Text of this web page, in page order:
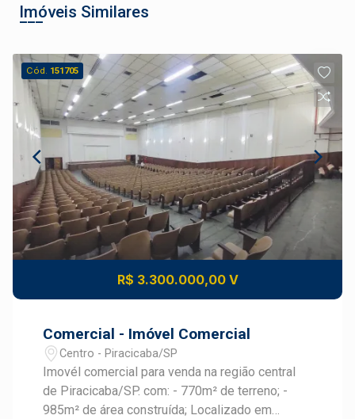
Imóveis Similares
Cód. 151705
R$ 3.300.000,00 V
Comercial - Imóvel Comercial
Centro - Piracicaba/SP
Imovél comercial para venda na região central
de Piracicaba/SP. com: - 770m² de terreno; -
985m² de área construída; Localizado em